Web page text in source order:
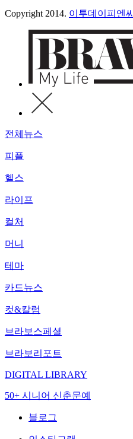
Copyright 2014. 이투데이피엔씨
전체뉴스
피플
헬스
라이프
컬처
머니
테마
카드뉴스
컷&칼럼
브라보스페셜
브라보리포트
DIGITAL LIBRARY
50+ 시니어 신춘문예
블로그